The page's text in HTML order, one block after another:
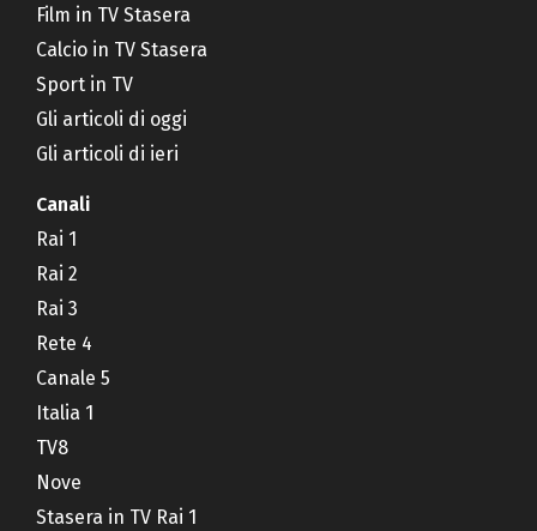
Film in TV Stasera
Calcio in TV Stasera
Sport in TV
Gli articoli di oggi
Gli articoli di ieri
Canali
Rai 1
Rai 2
Rai 3
Rete 4
Canale 5
Italia 1
TV8
Nove
Stasera in TV Rai 1